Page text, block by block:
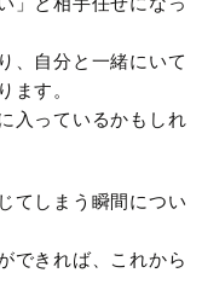
、自分と一緒にいて
ます。
入っているかもしれ
てしまう瞬間につい
できれば、これから